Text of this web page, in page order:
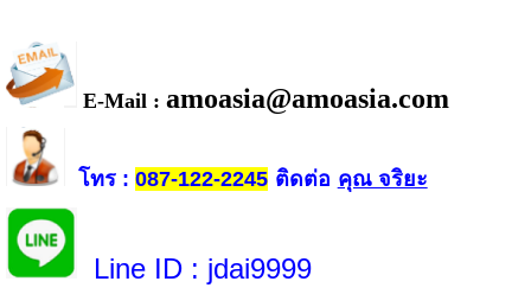
E-Mail : amoasia@amoasia.com
โทร: 087-122-2245ติดต่อ คุณ จริยะ
Line ID : jdai9999